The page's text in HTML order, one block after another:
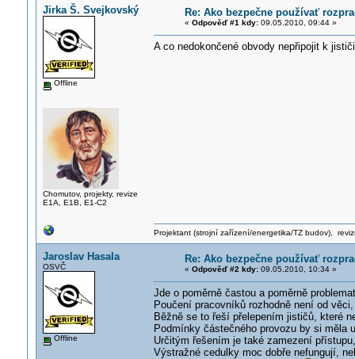
Jirka Š. Svejkovský
Offline
Chomutov, projekty, revize
E1A, E1B, E1-C2
Re: Ako bezpečne používať
« Odpověď #1 kdy:09.05.2010, 09:44 »
A co nedokončené obvody nepřipojit k
Projektant (strojní zařízení/energetika/TZ budov),
Jaroslav Hasala
OSVČ
Offline
Re: Ako bezpečne používať
« Odpověď #2 kdy:09.05.2010, 10:34 »
Jde o poměrně častou a poměrně
Poučení pracovníků rozhodně není od
Běžně se to řeší přelepením jističů, které
Podmínky částečného provozu by si měla
Určitým řešením je také zamezení
Výstražné cedulky moc dobře nefungují,